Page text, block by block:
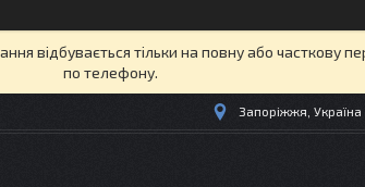
відбувається тільки на повну або часткову
по телефону.
Запоріжжя, Україна